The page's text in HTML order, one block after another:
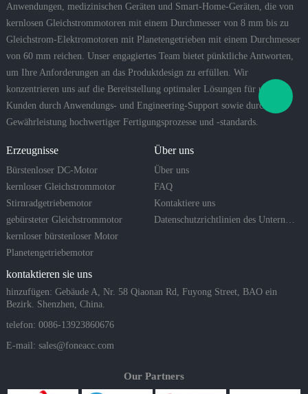
Anwendungen, medizinischen Geräten und Smart-Home-Geräten, die von
kernlosen Gleichstrommotoren mit einem Durchmesser von 8 mm bis zu
Gleichstrom-Elektromotoren mit Planetengetrieben mit einem Durchmesser
von 60 mm reichen. Unser engagiertes Team bietet pünktliche Antworten,
um Ihre Anforderungen an das Produktdesign zu erfüllen. Wir
konzentrieren uns auf die Bereitstellung optimaler Lösungen für unsere
Kunden durch Anwendungs- und Engineering-Support sowie durch die
Gewährleistung hochwertiger Fertigungsprozesse und -standards.
Erzeugnisse
Bürstenloser DC-Motor
kernloser Gleichstrommotor
Stirnradgetriebemotor
gebürsteter Gleichstrommotor
kernloser bürstenloser Motor
Planetengetriebemotor
Über uns
Über uns
FAQ
Kontaktiere uns
Datenschutzrichtlinien des Unternehmens
kontaktieren sie uns
hinzufügen: Gebäude A, Nr. 58 Qiaonan Rd, Fuyong Street, BAO ein
Bezirk. Shenzhen, China.
telefon: 0086-13923860676
E-mail: sales@foneacc.com
Our Partners